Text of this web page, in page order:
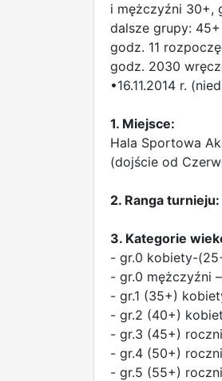
i mężczyźni 30+,
dalsze grupy:
godz. 11
godz. 2030
•16.11.2014 r.
1. Miejsce:
Hala Sportowa
(dojście od
2. Ranga
3. Kategorie
- gr.0 kobiety-
- gr.0 mężczyźni
- gr.1 (35+)
- gr.2 (40+)
- gr.3 (45+)
- gr.4 (50+)
- gr.5 (55+)